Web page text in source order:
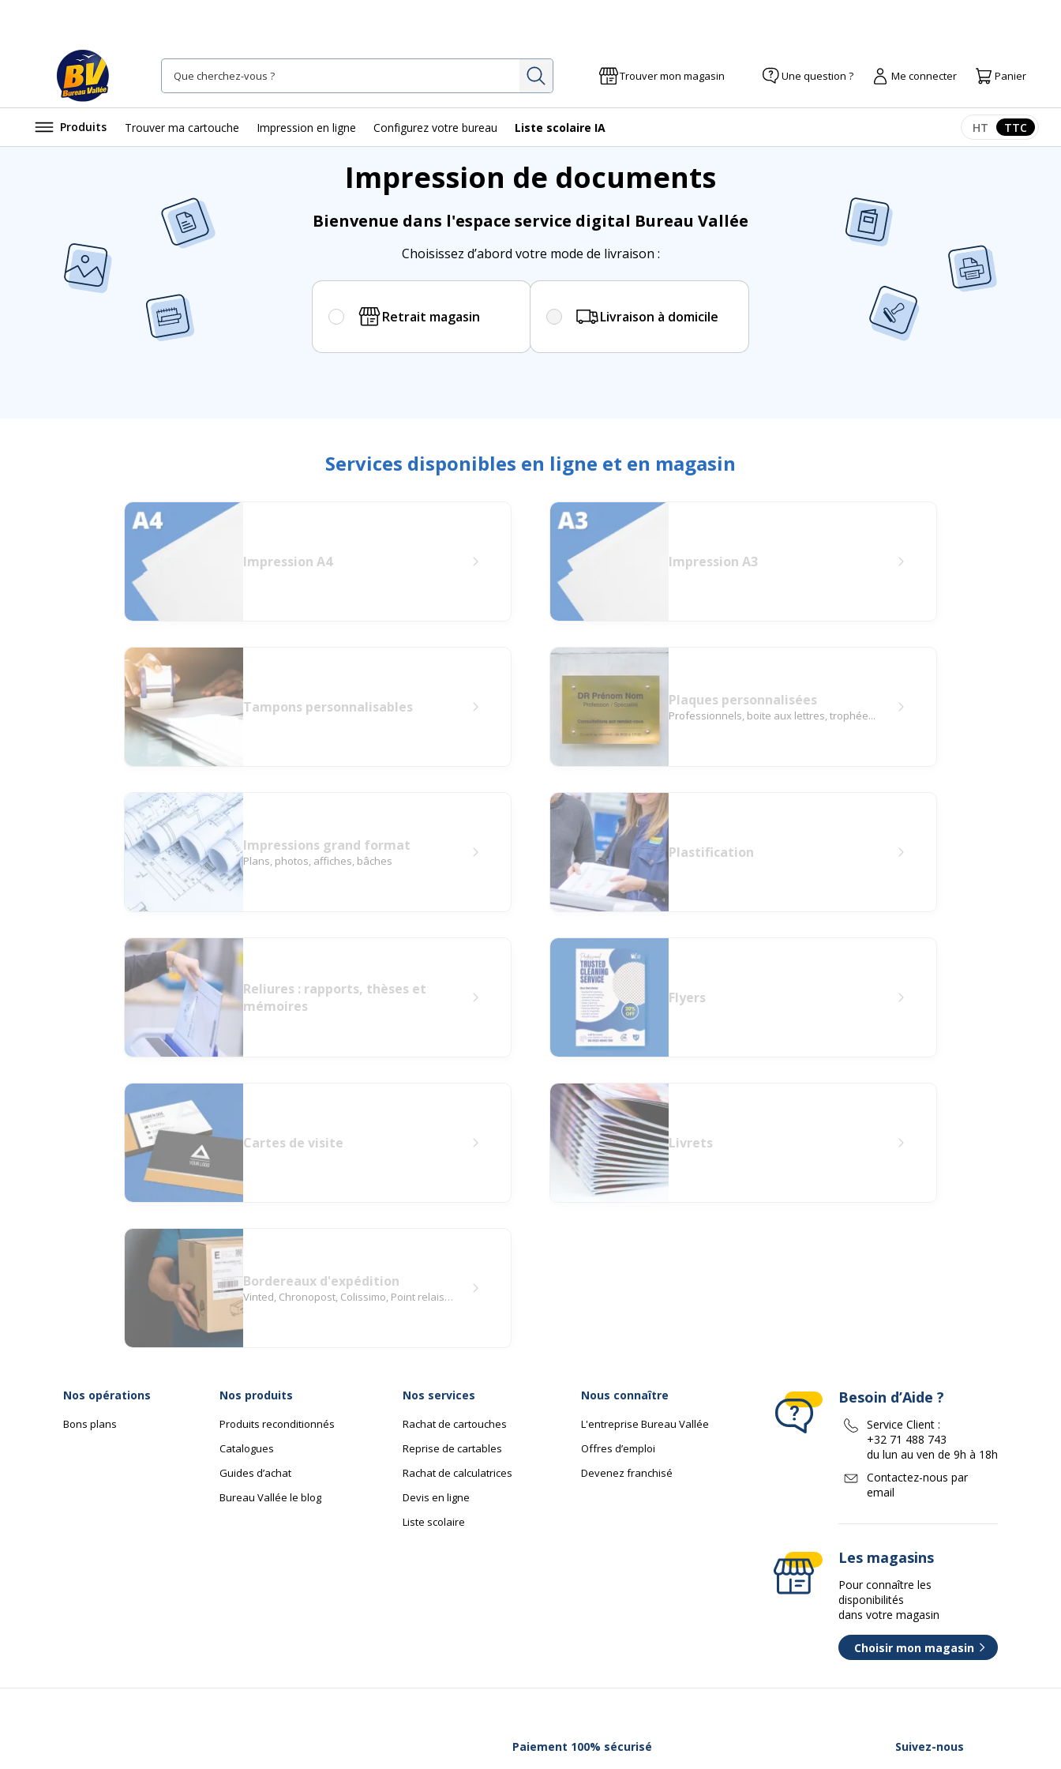
Rechercher Trouver mon magasin Une question ? Me connecter Panier
Produits Trouver ma cartouche Impression en ligne Configurez votre bureau Liste scolaire IA Afficher les
HT TTC
Impression de documents
Bienvenue dans l'espace service digital Bureau Vallée
Choisissez d’abord votre mode de livraison :
Retrait magasin Livraison à domicile
Services disponibles en ligne et en magasin
Impression A4 Impression A3
Tampons personnalisables Plaques personnalisées
Professionnels, boite aux lettres, trophée...
Impressions grand format
Plans, photos, affiches, bâches Plastification
Reliures : rapports, thèses et
mémoires
Flyers
Cartes de visite Livrets
Bordereaux d'expédition
Vinted, Chronopost, Colissimo, Point relais…
Nos opérations
Bons plans
Nos produits
Produits reconditionnés
Catalogues
Guides d’achat
Bureau Vallée le blog
Nos services
Rachat de cartouches
Reprise de cartables
Rachat de calculatrices
Devis en ligne
Liste scolaire
Nous connaître
L'entreprise Bureau Vallée
Offres d’emploi
Devenez franchisé
Besoin d’Aide ?
Service Client :
+32 71 488 743
du lun au ven de 9h à 18h
Contactez-nous par
email
Les magasins
Pour connaître les
disponibilités
dans votre magasin
Choisir mon magasin
Paiement 100% sécurisé Suivez-nous